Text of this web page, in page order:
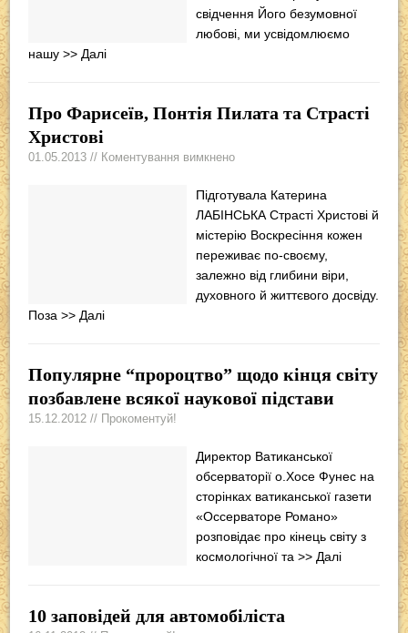
свідчення Його безумовної
любові, ми усвідомлюємо
нашу>> Далі
Про Фарисеїв, Понтія Пилата та Страсті
Христові
01.05.2013 // Коментування вимкнено
Підготувала Катерина
ЛАБІНСЬКА Страсті Христові й
містерію Воскресіння кожен
переживає по-своєму,
залежно від глибини віри,
духовного й життєвого досвіду.
Поза>> Далі
Популярне “пророцтво” щодо кінця світу
позбавлене всякої наукової підстави
15.12.2012 // Прокоментуй!
Директор Ватиканської
обсерваторії о.Хосе Фунес на
сторінках ватиканської газети
«Оссерваторе Романо»
розповідає про кінець світу з
космологічної та>> Далі
10 заповідей для автомобіліста